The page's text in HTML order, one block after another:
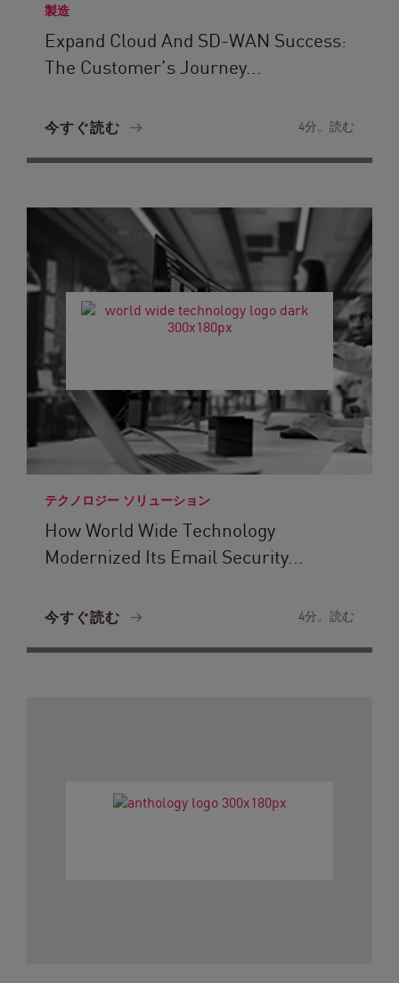
製造
Expand Cloud And SD-WAN Success:
The Customer’s Journey...
今すぐ読む 4分。読む
テクノロジー ソリューション
How World Wide Technology
Modernized Its Email Security...
今すぐ読む 4分。読む